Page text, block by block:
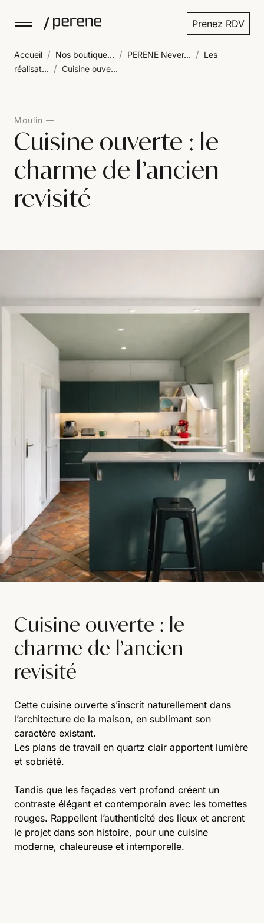
Prenez RDV
Accueil / Nos boutique... / PERENE Never... / Les
réalisat... / Cuisine ouve...
Moulin
Cuisine ouverte : le
charme de l’ancien
revisité
Cuisine ouverte : le
charme de l’ancien
revisité
Cette cuisine ouverte s’inscrit naturellement dans
l’architecture de la maison, en sublimant son
caractère existant.
Les plans de travail en quartz clair apportent lumière
et sobriété.
Tandis que les façades vert profond créent un
contraste élégant et contemporain avec les tomettes
rouges. Rappellent l’authenticité des lieux et ancrent
le projet dans son histoire, pour une cuisine
moderne, chaleureuse et intemporelle.